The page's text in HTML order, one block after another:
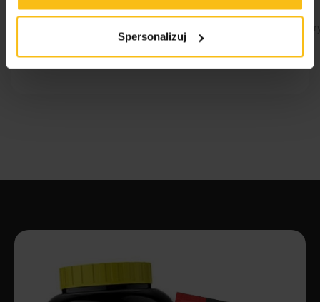
Spersonalizuj
gluten, soja, sezam, orzechy, seler.